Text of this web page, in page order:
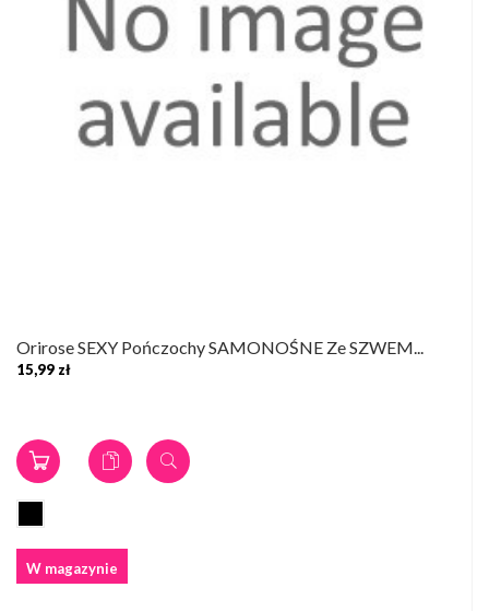
Orirose SEXY Pończochy SAMONOŚNE Ze SZWEM...
15,99 zł
W magazynie